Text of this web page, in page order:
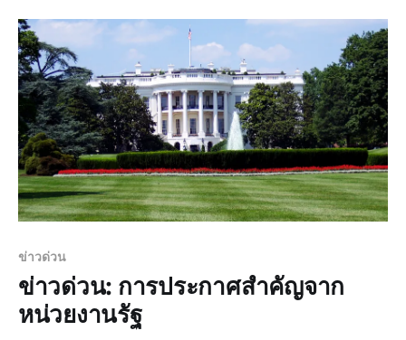
ประชุม ข่าวล่
ข่าวด่วน
ข่าวด่วน: การประกาศสำคัญจาก
หน่วยงานรัฐ